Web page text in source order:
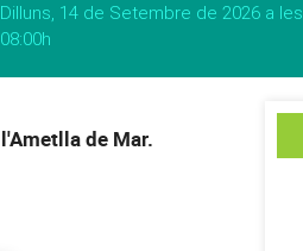
Dilluns, 14 de Setembre de 2026 a les
08:00h
l'Ametlla de Mar.